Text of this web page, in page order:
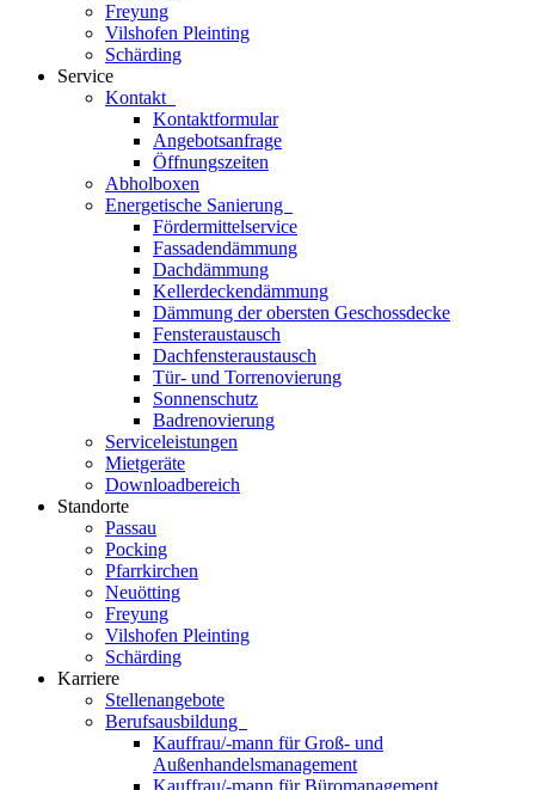
Freyung
Vilshofen Pleinting
Schärding
Service
Kontakt
Kontaktformular
Angebotsanfrage
Öffnungszeiten
Abholboxen
Energetische Sanierung
Fördermittelservice
Fassadendämmung
Dachdämmung
Kellerdeckendämmung
Dämmung der obersten Geschossdecke
Fensteraustausch
Dachfensteraustausch
Tür- und Torrenovierung
Sonnenschutz
Badrenovierung
Serviceleistungen
Mietgeräte
Downloadbereich
Standorte
Passau
Pocking
Pfarrkirchen
Neuötting
Freyung
Vilshofen Pleinting
Schärding
Karriere
Stellenangebote
Berufsausbildung
Kauffrau/-mann für Groß- und
Außenhandelsmanagement
Kauffrau/-mann für Büromanagement